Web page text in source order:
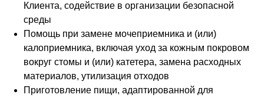
Клиента, содействие в организации безопасной
среды
Помощь при замене мочеприемника и (или)
калоприемника, включая уход за кожным покровом
вокруг стомы и (или) катетера, замена расходных
материалов, утилизация отходов
Приготовление пищи, адаптированной для
ООО "ТМС"
Наши контакты